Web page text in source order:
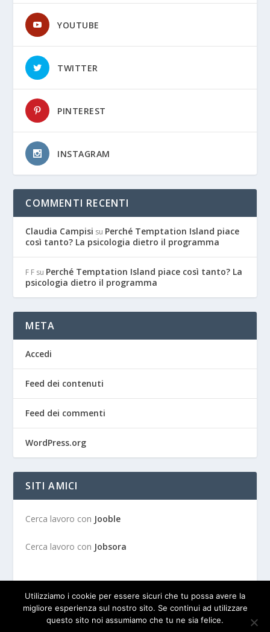
YOUTUBE
TWITTER
PINTEREST
INSTAGRAM
COMMENTI RECENTI
Claudia Campisi su Perché Temptation Island piace
così tanto? La psicologia dietro il programma
F F su Perché Temptation Island piace così tanto? La
psicologia dietro il programma
META
Accedi
Feed dei contenuti
Feed dei commenti
WordPress.org
SITI AMICI
Cerca lavoro con Jooble
Cerca lavoro con Jobsora
Utilizziamo i cookie per essere sicuri che tu possa avere la
migliore esperienza sul nostro sito. Se continui ad utilizzare
questo sito noi assumiamo che tu ne sia felice.